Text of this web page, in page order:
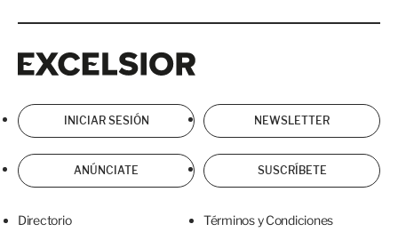
INICIAR SESIÓN NEWSLETTER
ANÚNCIATE SUSCRÍBETE
Directorio Términos y Condiciones